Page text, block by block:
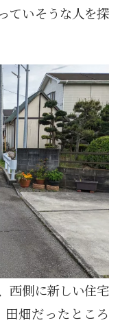
ていそうな人を探
西側に新しい住宅
畑だったところ